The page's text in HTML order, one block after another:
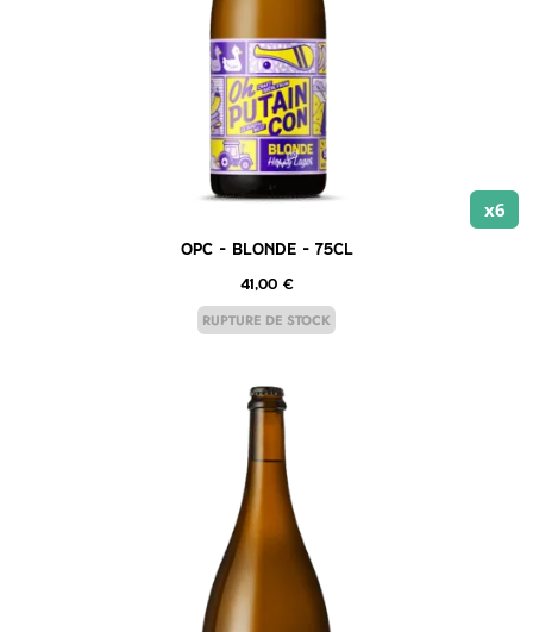
x6
OPC – Blonde – 75cl
41,00 €
RUPTURE DE STOCK